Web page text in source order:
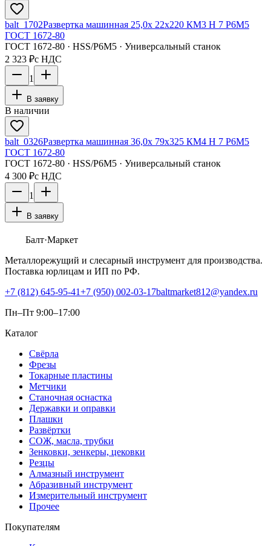
balt_1702Развертка машинная 25,0х 22х220 КМ3 H 7 Р6М5
ГОСТ 1672-80
ГОСТ 1672-80 · HSS/Р6М5 · Универсальный станок
2 323 ₽с НДС
1
В заявку
В наличии
balt_0326Развертка машинная 36,0х 79х325 КМ4 H 7 Р6М5
ГОСТ 1672-80
ГОСТ 1672-80 · HSS/Р6М5 · Универсальный станок
4 300 ₽с НДС
1
В заявку
Балт·Маркет
Металлорежущий и слесарный инструмент для производства.
Поставка юрлицам и ИП по РФ.
+7 (812) 645-95-41+7 (950) 002-03-17baltmarket812@yandex.ru
Пн–Пт 9:00–17:00
Каталог
Свёрла
Фрезы
Токарные пластины
Метчики
Станочная оснастка
Державки и оправки
Плашки
Развёртки
СОЖ, масла, трубки
Зенковки, зенкеры, цековки
Резцы
Алмазный инструмент
Абразивный инструмент
Измерительный инструмент
Прочее
Покупателям